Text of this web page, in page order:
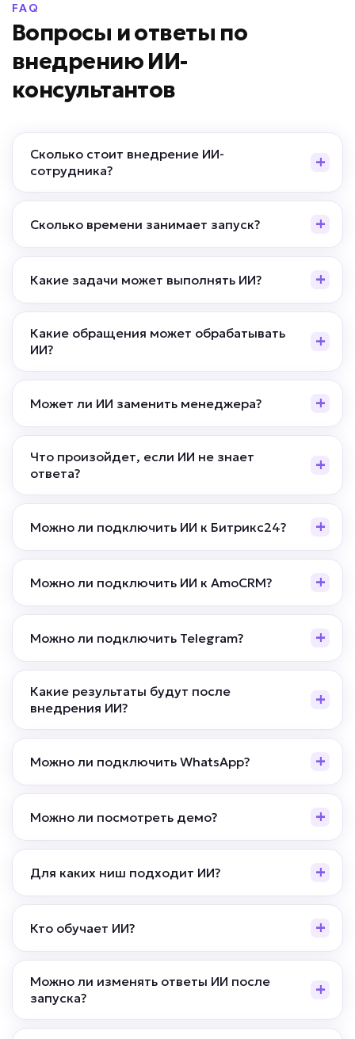
Негативные отзывы остаются без ответа?
ИИ-обработчик отзывов
Задача: Анализирует отзывы,
определяет тональность, предлагает
формирует отчеты по проблемам
• До 100% отзывов обработано вовремя
работу с отзывами
быстрой реакции
Подробней
от 49 000 ₽ под ключ
ИИ-куратор обучения
по урокам и домашним заданиям,
обучения, напоминает о дедлайнах,
заданным критериям и передает
• До -80% нагрузки на кураторов
• Ответ ученику за 5–30 секунд
выполнения домашних заданий
Подробней
от 5 дней
FAQ
Вопросы и ответы по
внедрению ИИ-
консультантов
Сколько стоит внедрение ИИ-
сотрудника?
Сколько времени занимает запуск?
Какие задачи может выполнять ИИ?
Какие обращения может обрабатывать
ИИ?
Может ли ИИ заменить менеджера?
Что произойдет, если ИИ не знает
ответа?
Можно ли подключить ИИ к Битрикс24?
Можно ли подключить ИИ к AmoCRM?
Можно ли подключить Telegram?
Какие результаты будут после
внедрения ИИ?
Можно ли подключить WhatsApp?
Можно ли посмотреть демо?
Для каких ниш подходит ИИ?
Кто обучает ИИ?
Можно ли изменять ответы ИИ после
запуска?